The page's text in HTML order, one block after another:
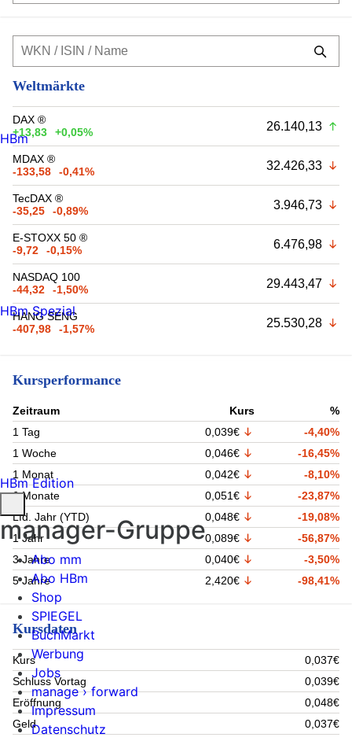
Weltmärkte
DAX ®
+13,83
+0,05% 26.140,13
MDAX ®
-133,58
-0,41% 32.426,33
TecDAX ®
-35,25
-0,89% 3.946,73
E-STOXX 50 ®
-9,72
-0,15% 6.476,98
NASDAQ 100
-44,32
-1,50% 29.443,47
HANG SENG
-407,98
-1,57% 25.530,28
Kursperformance
Zeitraum Kurs
%
1 Tag
0,039€
-4,40%
1 Woche
0,046€
-16,45%
1 Monat
0,042€
-8,10%
6 Monate
0,051€
-23,87%
Lfd. Jahr (YTD)
0,048€
-19,08%
1 Jahr
0,089€
-56,87%
3 Jahre
0,040€
-3,50%
5 Jahre
2,420€ -98,41%
Kursdaten
Kurs
0,037€
Schluss Vortag
0,039€
Eröffnung
0,048€
Geld
0,037€
HBm
HBm Spezial
HBm Edition
manager-Gruppe
Abo mm
Abo HBm
Shop
SPIEGEL
BuchMarkt
Werbung
Jobs
manage › forward
Impressum
Datenschutz